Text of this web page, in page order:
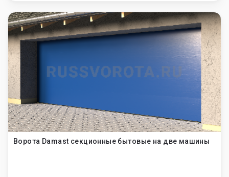
Ворота Damast секционные бытовые на две машины